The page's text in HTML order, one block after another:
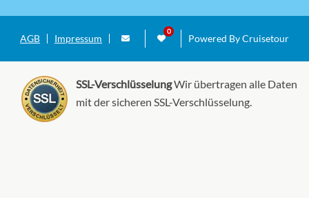
AGB Impressum Powered By Cruisetour
SSL-VerschlüsselungWir übertragen alle Daten
mit der sicheren SSL-Verschlüsselung.